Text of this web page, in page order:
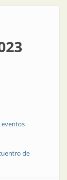
eventos
de